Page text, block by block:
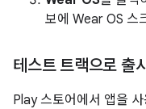
보에 Wear OS 스
테스트 트랙으로 출시
Play 스토어에서 앱을